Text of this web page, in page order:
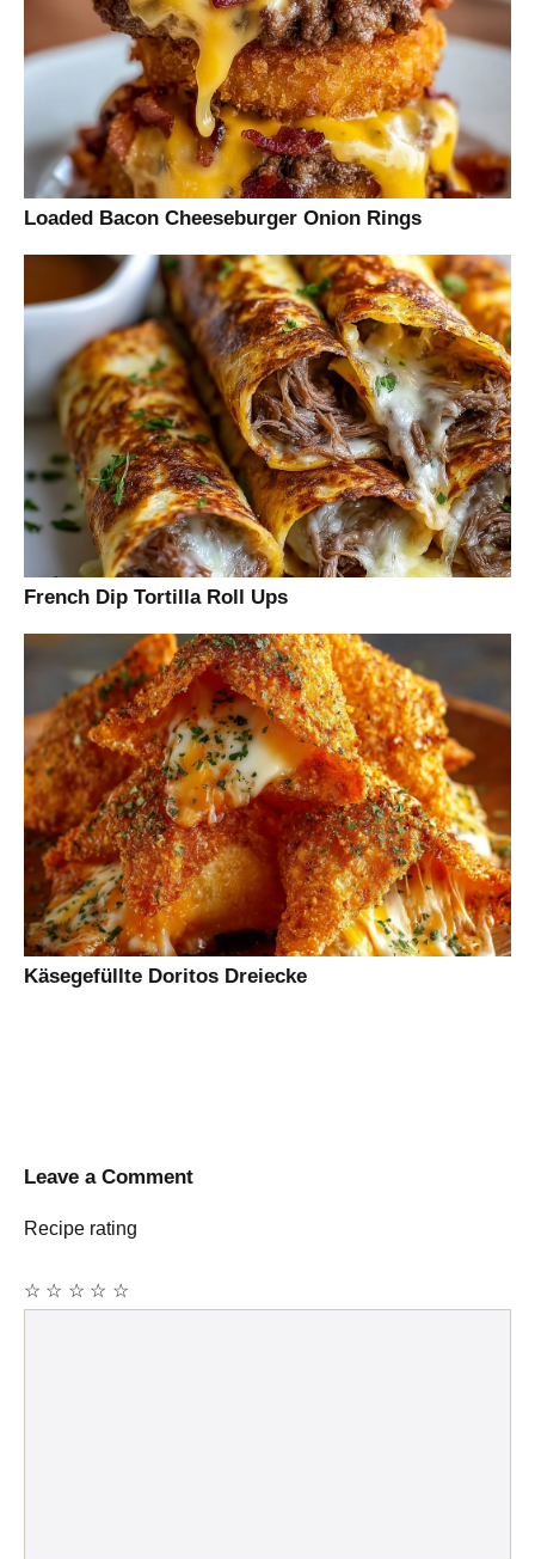
Loaded Bacon Cheeseburger Onion Rings
French Dip Tortilla Roll Ups
Käsegefüllte Doritos Dreiecke
Leave a Comment
Recipe rating
☆
☆
☆
☆
☆